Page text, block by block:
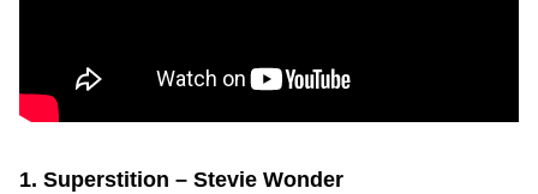
1. Superstition – Stevie Wonder